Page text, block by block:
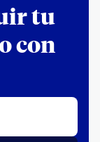
tu
con